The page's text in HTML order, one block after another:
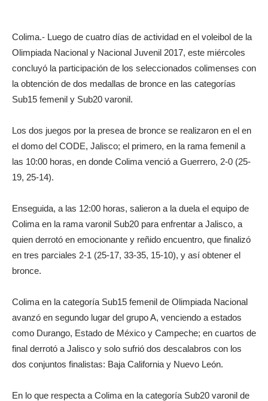
Colima.- Luego de cuatro días de actividad en el voleibol de la
Olimpiada Nacional y Nacional Juvenil 2017, este miércoles
concluyó la participación de los seleccionados colimenses con
la obtención de dos medallas de bronce en las categorías
Sub15 femenil y Sub20 varonil.
Los dos juegos por la presea de bronce se realizaron en el en
el domo del CODE, Jalisco; el primero, en la rama femenil a
las 10:00 horas, en donde Colima venció a Guerrero, 2-0 (25-
19, 25-14).
Enseguida, a las 12:00 horas, salieron a la duela el equipo de
Colima en la rama varonil Sub20 para enfrentar a Jalisco, a
quien derrotó en emocionante y reñido encuentro, que finalizó
en tres parciales 2-1 (25-17, 33-35, 15-10), y así obtener el
bronce.
Colima en la categoría Sub15 femenil de Olimpiada Nacional
avanzó en segundo lugar del grupo A, venciendo a estados
como Durango, Estado de México y Campeche; en cuartos de
final derrotó a Jalisco y solo sufrió dos descalabros con los
dos conjuntos finalistas: Baja California y Nuevo León.
En lo que respecta a Colima en la categoría Sub20 varonil de